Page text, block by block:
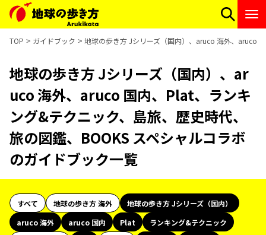
TOP ガイドブック 地球の歩き方 Jシリーズ（国内）、aruco 海外、aruco
地球の歩き方 Jシリーズ（国内）、ar
uco 海外、aruco 国内、Plat、ランキ
ング&テクニック、島旅、歴史時代、
旅の図鑑、BOOKS スペシャルコラボ
のガイドブック一覧
すべて 地球の歩き方 海外
地球の歩き方 Jシリーズ（国内）
aruco 海外
aruco 国内 Plat
ランキング&テクニック